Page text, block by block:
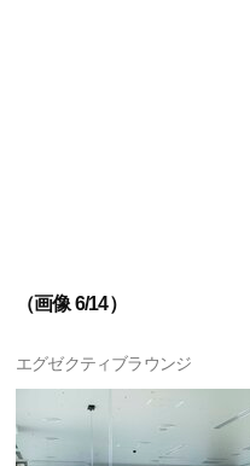
（画像 6/14）
エグゼクティブラウンジ